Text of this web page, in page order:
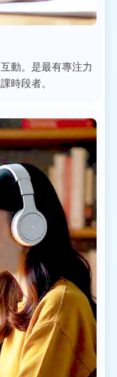
動。是最有專注力
時段者。